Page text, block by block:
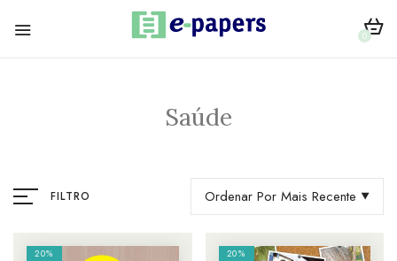
0
Saúde
FILTRO Ordenar Por Mais Recente
20% 20%